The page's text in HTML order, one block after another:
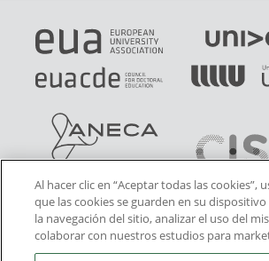
Al hacer clic en “Aceptar todas las cookies”,
que las cookies se guarden en su
la navegación del sitio, analizar el uso del
colaborar con nuestros estudios para